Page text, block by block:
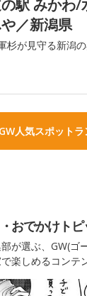
駅 みかわ/
／新潟県
杉が見守る新潟
人気スポット
おでかけトピ
が選ぶ、GW(ゴ
楽しめるコンテ